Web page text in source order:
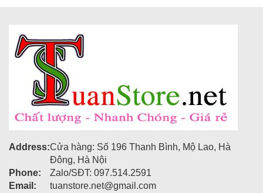
Address:Cửa hàng: Số 196 Thanh Bình, Mộ Lao, Hà
Đông, Hà Nội
Phone:
Zalo/SĐT: 097.514.2591
Email:
tuanstore.net@gmail.com